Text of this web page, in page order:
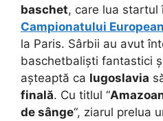
baschet, care lua startul
Campionatului European
la Paris. Sârbii au avut
baschetbaliști fantastici
așteaptă ca Iugoslavia
finală. Cu titlul “
de sânge“, ziarul prelua